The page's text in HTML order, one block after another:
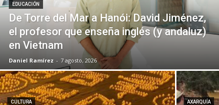
EDUCACIÓN
De Torre del Mar a Hanói: David Jiménez,
el profesor que enseña inglés (y andaluz)
en Vietnam
Daniel Ramírez - 7 agosto, 2026
CULTURA AXARQUÍA